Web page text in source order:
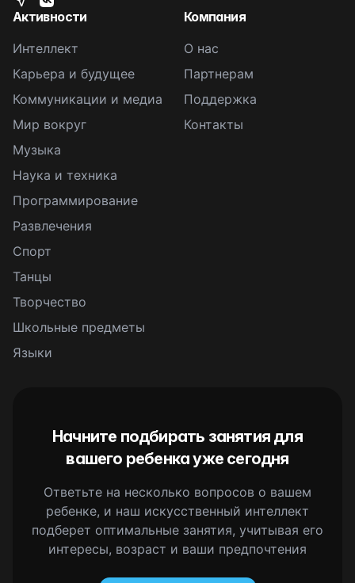
Активности
Интеллект
Карьера и будущее
Коммуникации и медиа
Мир вокруг
Музыка
Наука и техника
Программирование
Развлечения
Спорт
Танцы
Творчество
Школьные предметы
Языки
Компания
О нас
Партнерам
Поддержка
Контакты
Начните подбирать занятия для
вашего ребенка уже сегодня
Ответьте на несколько вопросов о вашем
ребенке, и наш искусственный интеллект
подберет оптимальные занятия, учитывая его
интересы, возраст и ваши предпочтения